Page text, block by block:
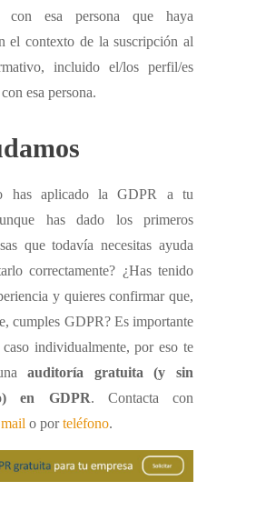
con esa persona que haya
el contexto de la suscripción al
incluido el/los perfil/es
esa persona.
has aplicado la GDPR a tu
has dado los primeros
que todavía necesitas ayuda
correctamente? ¿Has tenido
y quieres confirmar que,
cumples GDPR? Es importante
individualmente, por eso te
auditoría gratuita (y sin
en GDPR. Contacta con
mail o porteléfono.